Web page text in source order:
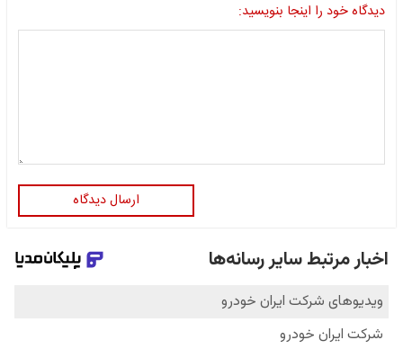
دیدگاه خود را اینجا بنویسید:
ارسال دیدگاه